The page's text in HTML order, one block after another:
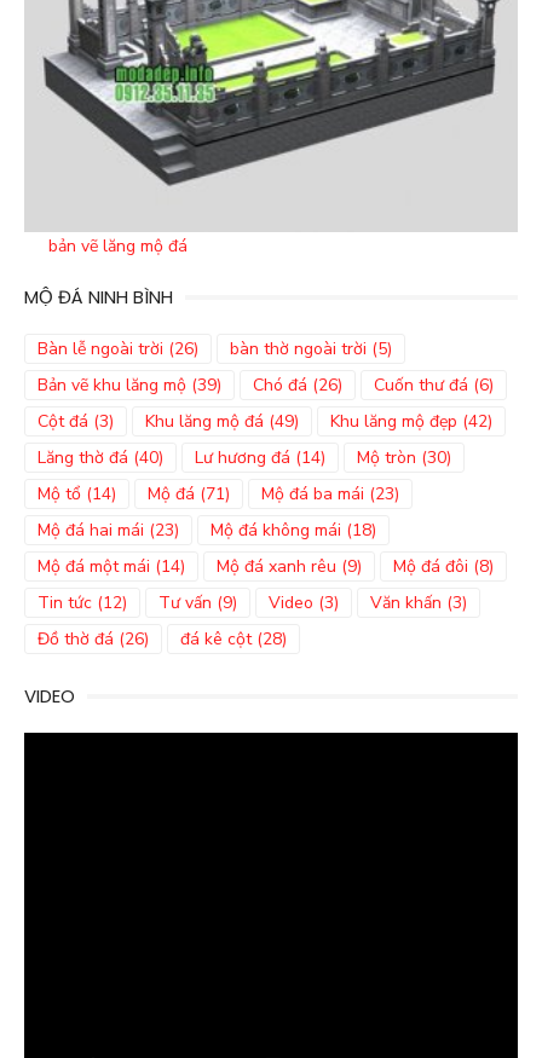
bản vẽ lăng mộ đá
MỘ ĐÁ NINH BÌNH
Bàn lễ ngoài trời (26) bàn thờ ngoài trời (5)
Bản vẽ khu lăng mộ (39) Chó đá (26) Cuốn thư đá (6)
Cột đá (3) Khu lăng mộ đá (49) Khu lăng mộ đẹp (42)
Lăng thờ đá (40) Lư hương đá (14) Mộ tròn (30)
Mộ tổ (14) Mộ đá (71) Mộ đá ba mái (23)
Mộ đá hai mái (23) Mộ đá không mái (18)
Mộ đá một mái (14) Mộ đá xanh rêu (9) Mộ đá đôi (8)
Tin tức (12) Tư vấn (9) Video (3) Văn khấn (3)
Đồ thờ đá (26) đá kê cột(28)
VIDEO